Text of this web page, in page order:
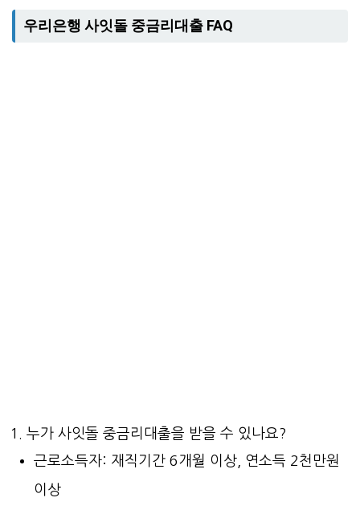
우리은행 사잇돌 중금리대출 FAQ
누가 사잇돌 중금리대출을 받을 수 있나요?
근로소득자: 재직기간 6개월 이상, 연소득 2천만원
이상